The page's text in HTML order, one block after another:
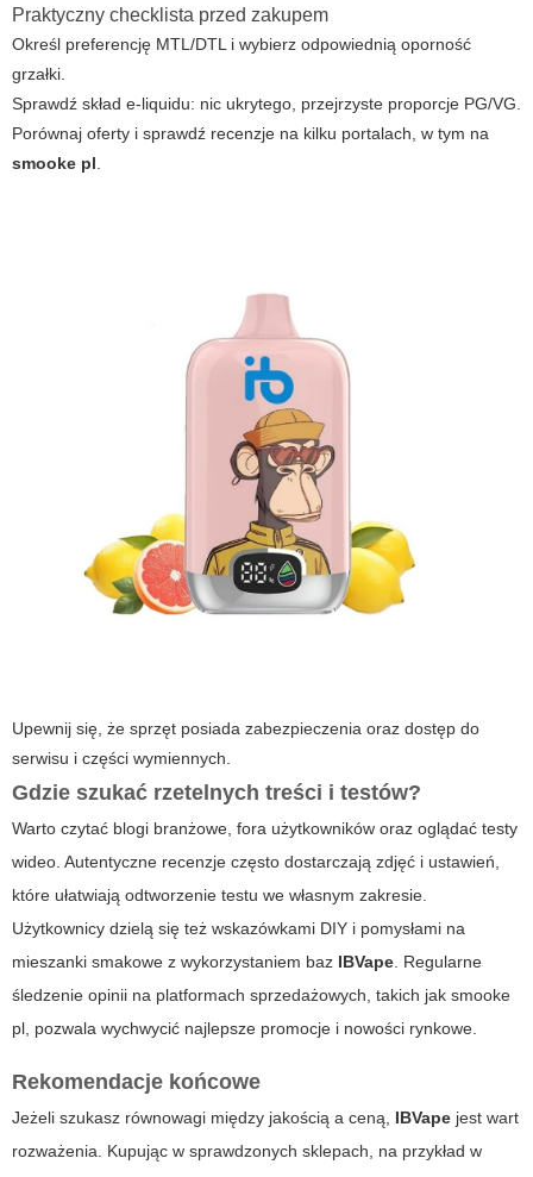
Praktyczny checklista przed zakupem
Określ preferencję MTL/DTL i wybierz odpowiednią oporność
grzałki.
Sprawdź skład e-liquidu: nic ukrytego, przejrzyste proporcje PG/VG.
Porównaj oferty i sprawdź recenzje na kilku portalach, w tym na
smooke pl.
Upewnij się, że sprzęt posiada zabezpieczenia oraz dostęp do
serwisu i części wymiennych.
Gdzie szukać rzetelnych treści i testów?
Warto czytać blogi branżowe, fora użytkowników oraz oglądać testy
wideo. Autentyczne recenzje często dostarczają zdjęć i ustawień,
które ułatwiają odtworzenie testu we własnym zakresie.
Użytkownicy dzielą się też wskazówkami DIY i pomysłami na
mieszanki smakowe z wykorzystaniem baz IBVape. Regularne
śledzenie opinii na platformach sprzedażowych, takich jak smooke
pl, pozwala wychwycić najlepsze promocje i nowości rynkowe.
Rekomendacje końcowe
Jeżeli szukasz równowagi między jakością a ceną, IBVape jest wart
rozważenia. Kupując w sprawdzonych sklepach, na przykład w